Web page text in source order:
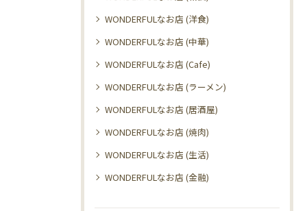
WONDERFULなお店 (洋食)
WONDERFULなお店 (中華)
WONDERFULなお店 (Cafe)
WONDERFULなお店 (ラーメン)
WONDERFULなお店 (居酒屋)
WONDERFULなお店 (焼肉)
WONDERFULなお店 (生活)
WONDERFULなお店 (金融)